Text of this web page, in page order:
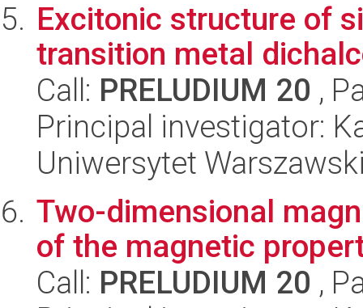
Excitonic structure of
transition metal
Call: PRELUDIUM 20 ,
Principal investigator:
Uniwersytet
Two-dimensional
of the magnetic
Call: PRELUDIUM 20 ,